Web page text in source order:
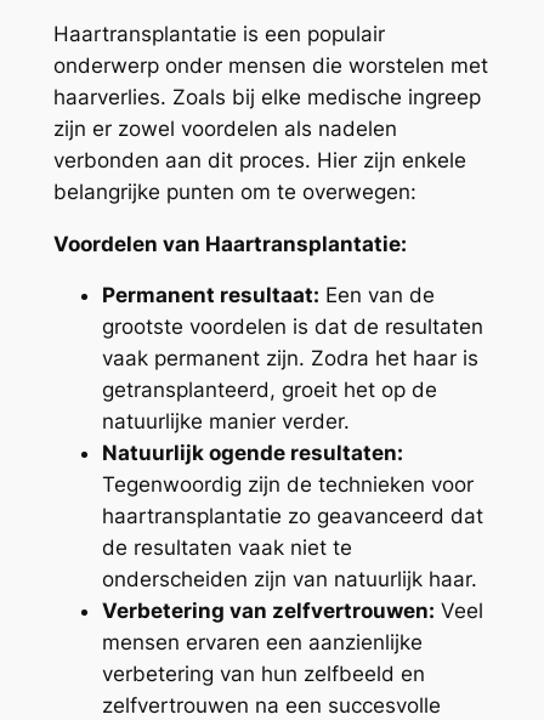
Haartransplantatie is een populair
onderwerp onder mensen die worstelen met
haarverlies. Zoals bij elke medische ingreep
zijn er zowel voordelen als nadelen
verbonden aan dit proces. Hier zijn enkele
belangrijke punten om te overwegen:
Voordelen van Haartransplantatie:
Permanent resultaat: Een van de
grootste voordelen is dat de resultaten
vaak permanent zijn. Zodra het haar is
getransplanteerd, groeit het op de
natuurlijke manier verder.
Natuurlijk ogende resultaten:
Tegenwoordig zijn de technieken voor
haartransplantatie zo geavanceerd dat
de resultaten vaak niet te
onderscheiden zijn van natuurlijk haar.
Verbetering van zelfvertrouwen: Veel
mensen ervaren een aanzienlijke
verbetering van hun zelfbeeld en
zelfvertrouwen na een succesvolle